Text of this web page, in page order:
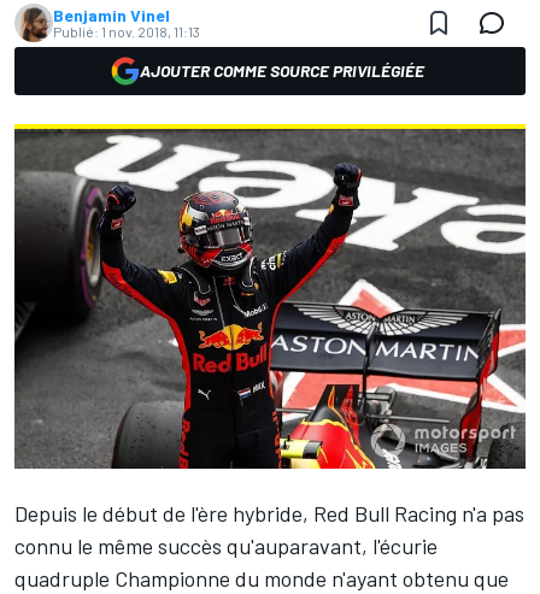
Benjamin Vinel
Publié: 1 nov. 2018, 11:13
AJOUTER COMME SOURCE PRIVILÉGIÉE
Depuis le début de l'ère hybride, Red Bull Racing n'a pas
connu le même succès qu'auparavant, l'écurie
quadruple Championne du monde n'ayant obtenu que